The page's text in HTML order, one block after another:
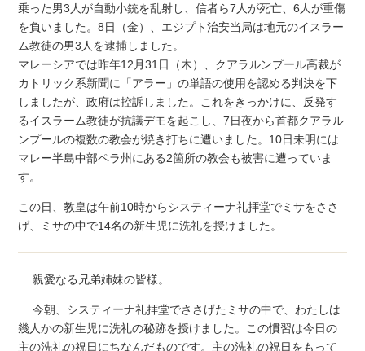
乗った男3人が自動小銃を乱射し、信者ら7人が死亡、6人が重傷
を負いました。8日（金）、エジプト治安当局は地元のイスラー
ム教徒の男3人を逮捕しました。
マレーシアでは昨年12月31日（木）、クアラルンプール高裁が
カトリック系新聞に「アラー」の単語の使用を認める判決を下
しましたが、政府は控訴しました。これをきっかけに、反発す
るイスラーム教徒が抗議デモを起こし、7日夜から首都クアラル
ンプールの複数の教会が焼き打ちに遭いました。10日未明には
マレー半島中部ペラ州にある2箇所の教会も被害に遭っていま
す。
この日、教皇は午前10時からシスティーナ礼拝堂でミサをささ
げ、ミサの中で14名の新生児に洗礼を授けました。
親愛なる兄弟姉妹の皆様。
今朝、システィーナ礼拝堂でささげたミサの中で、わたしは
幾人かの新生児に洗礼の秘跡を授けました。この慣習は今日の
主の洗礼の祝日にちなんだものです。主の洗礼の祝日をもって